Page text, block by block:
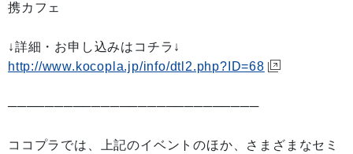
携カフェ
↓詳細・お申し込みはコチラ↓
http://www.kocopla.jp/info/dtl2.php?ID=68
───────────────────────────
ココプラでは、上記のイベントのほか、さまざまなセミ